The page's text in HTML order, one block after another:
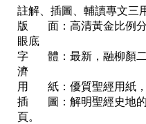
註解、插圖、輔讀專文三
版       面：高清黃金比例
眼底
字       體：最新，融柳顏
濟
用       紙：優質聖經用紙
插       圖：解明聖經史地
頁。